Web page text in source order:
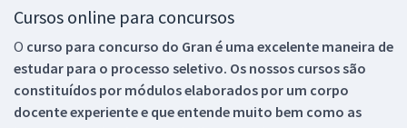
Cursos online para concursos
O curso para concurso do Gran é uma excelente maneira de
estudar para o processo seletivo. Os nossos cursos são
constituídos por módulos elaborados por um corpo
docente experiente e que entende muito bem como as